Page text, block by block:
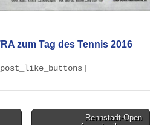
zum Tag des Tennis 2016
Rennstadt-Open